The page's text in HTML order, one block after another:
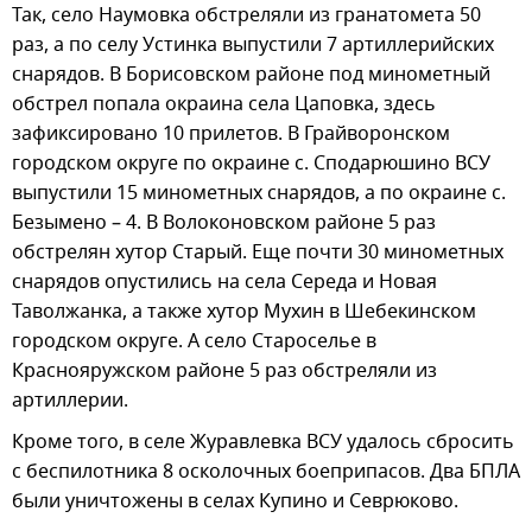
Так, село Наумовка обстреляли из гранатомета 50
раз, а по селу Устинка выпустили 7 артиллерийских
снарядов. В Борисовском районе под минометный
обстрел попала окраина села Цаповка, здесь
зафиксировано 10 прилетов. В Грайворонском
городском округе по окраине с. Сподарюшино ВСУ
выпустили 15 минометных снарядов, а по окраине с.
Безымено – 4. В Волоконовском районе 5 раз
обстрелян хутор Старый. Еще почти 30 минометных
снарядов опустились на села Середа и Новая
Таволжанка, а также хутор Мухин в Шебекинском
городском округе. А село Староселье в
Краснояружском районе 5 раз обстреляли из
артиллерии.
Кроме того, в селе Журавлевка ВСУ удалось сбросить
с беспилотника 8 осколочных боеприпасов. Два БПЛА
были уничтожены в селах Купино и Севрюково.